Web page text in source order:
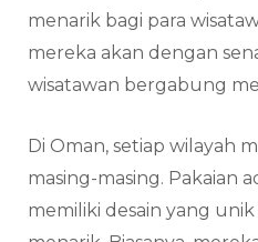
menarik bagi para
mereka akan dengan
wisatawan bergabung
Di Oman, setiap wilayah
masing-masing. Pakaian
memiliki desain yang